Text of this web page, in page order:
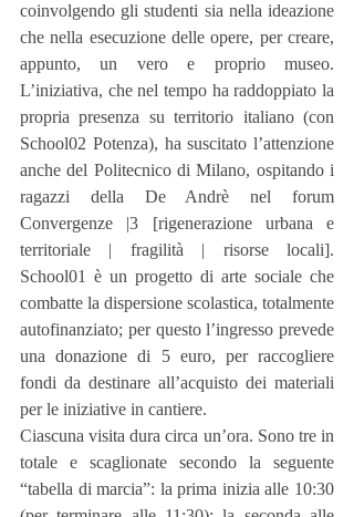
coinvolgendo gli studenti sia nella ideazione
che nella esecuzione delle opere, per creare,
appunto, un vero e proprio museo.
L’iniziativa, che nel tempo ha raddoppiato la
propria presenza su territorio italiano (con
School02 Potenza), ha suscitato l’attenzione
anche del Politecnico di Milano, ospitando i
ragazzi della De Andrè nel forum
Convergenze |3 [rigenerazione urbana e
territoriale | fragilità | risorse locali].
School01 è un progetto di arte sociale che
combatte la dispersione scolastica, totalmente
autofinanziato; per questo l’ingresso prevede
una donazione di 5 euro, per raccogliere
fondi da destinare all’acquisto dei materiali
per le iniziative in cantiere.
Ciascuna visita dura circa un’ora. Sono tre in
totale e scaglionate secondo la seguente
“tabella di marcia”: la prima inizia alle 10:30